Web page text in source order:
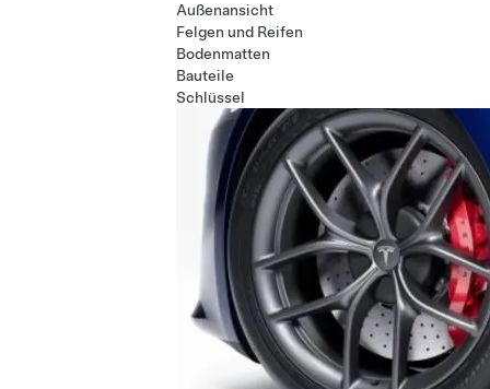
Außenansicht
Felgen und Reifen
Bodenmatten
Bauteile
Schlüssel